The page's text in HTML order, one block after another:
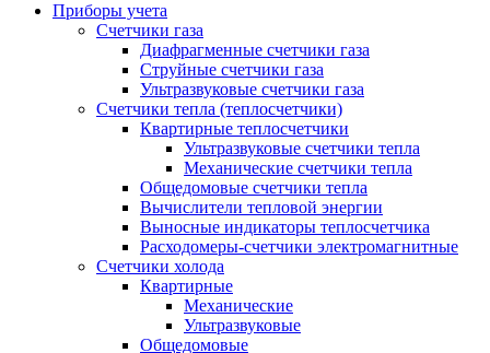
Приборы учета
Счетчики газа
Диафрагменные счетчики газа
Струйные счетчики газа
Ультразвуковые счетчики газа
Счетчики тепла (теплосчетчики)
Квартирные теплосчетчики
Ультразвуковые счетчики тепла
Механические счетчики тепла
Общедомовые счетчики тепла
Вычислители тепловой энергии
Выносные индикаторы теплосчетчика
Расходомеры-счетчики электромагнитные
Счетчики холода
Квартирные
Механические
Ультразвуковые
Общедомовые